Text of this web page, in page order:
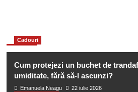
You may have missed
Cadouri
Cum protejezi un buchet de
umiditate, fără să-l ascunzi?
Emanuela Neagu
22 iulie 2026